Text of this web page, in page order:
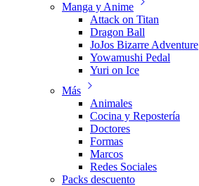
Manga y Anime
Attack on Titan
Dragon Ball
JoJos Bizarre Adventure
Yowamushi Pedal
Yuri on Ice
Más
Animales
Cocina y Repostería
Doctores
Formas
Marcos
Redes Sociales
Packs descuento